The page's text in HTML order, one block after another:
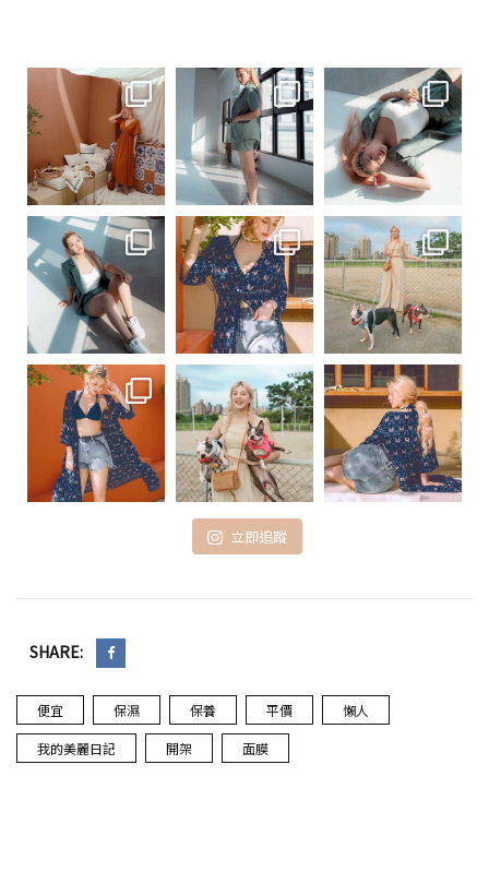
立即追蹤
SHARE:
便宜 保濕 保養 平價 懶人
我的美麗日記 開架 面膜